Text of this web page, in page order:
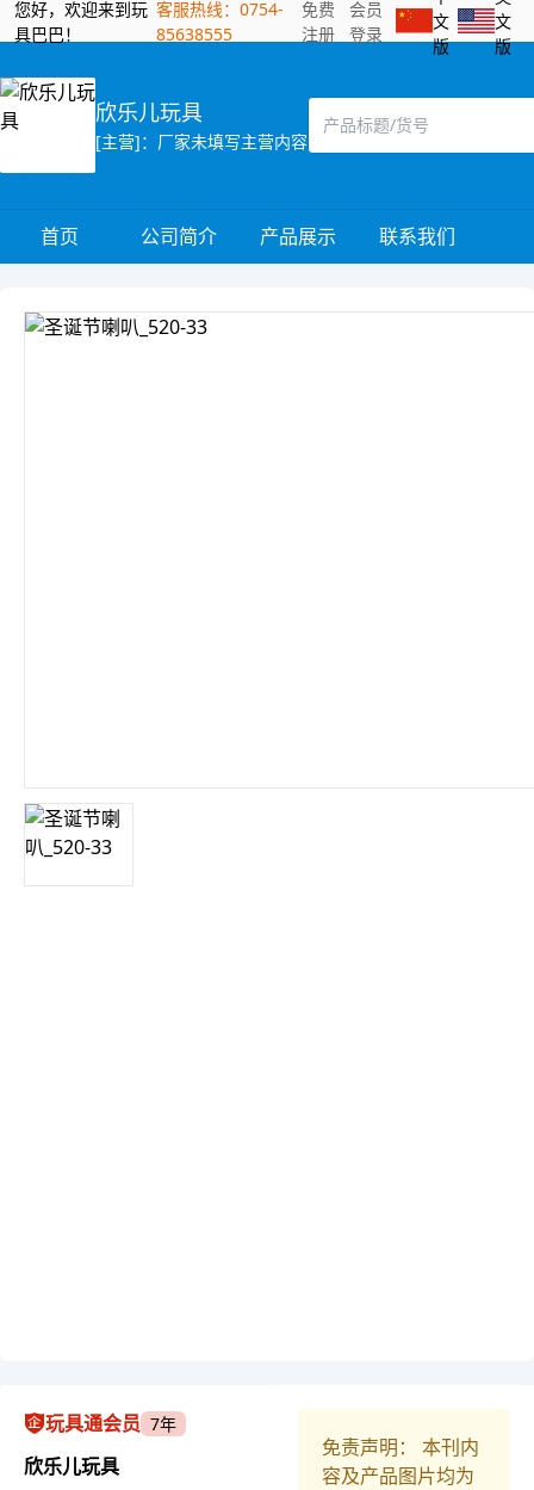
您好，欢迎来到玩
具巴巴！
客服热线：0754-
85638555
免费
注册
会员
登录
文
版
文
版
欣乐儿玩具
[主营]：厂家未填写主营内容
首页 公司简介 产品展示 联系我们
玩具通会员 7年
欣乐儿玩具
免责声明： 本刊内
容及产品图片均为